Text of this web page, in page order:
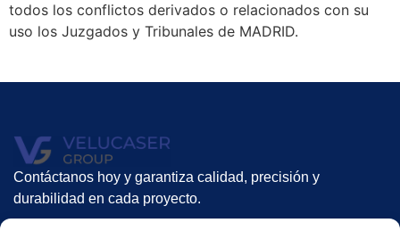
todos los conflictos derivados o relacionados con su
uso los Juzgados y Tribunales de MADRID.
Contáctanos hoy y garantiza calidad, precisión y
durabilidad en cada proyecto.